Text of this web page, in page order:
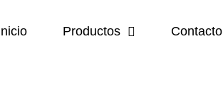
Productos Contacto